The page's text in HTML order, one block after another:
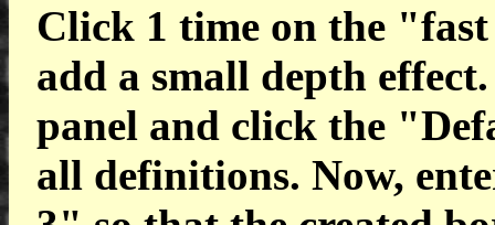
Click 1 time on the
add a small depth
panel and click the
all definitions. Now,